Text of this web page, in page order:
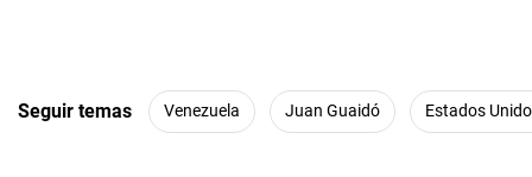
Seguir temas Venezuela Juan Guaidó Estados